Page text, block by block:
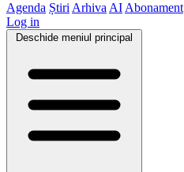
Agenda Știri Arhiva AI Abonament
Log in
Deschide meniul principal